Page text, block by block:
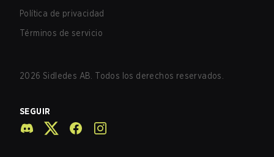
Política de privacidad
Términos de servicio
2026 Sidledes AB. Todos los derechos reservados.
SEGUIR